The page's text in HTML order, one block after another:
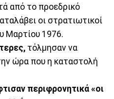
από το προεδρικό
οι στρατιωτικοί
Μαρτίου 1976.
τόλμησαν να
ώρα που η καταστολή
περιφρονητικά «οι